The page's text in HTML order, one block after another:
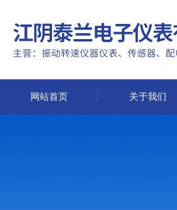
网站首页 关于我们